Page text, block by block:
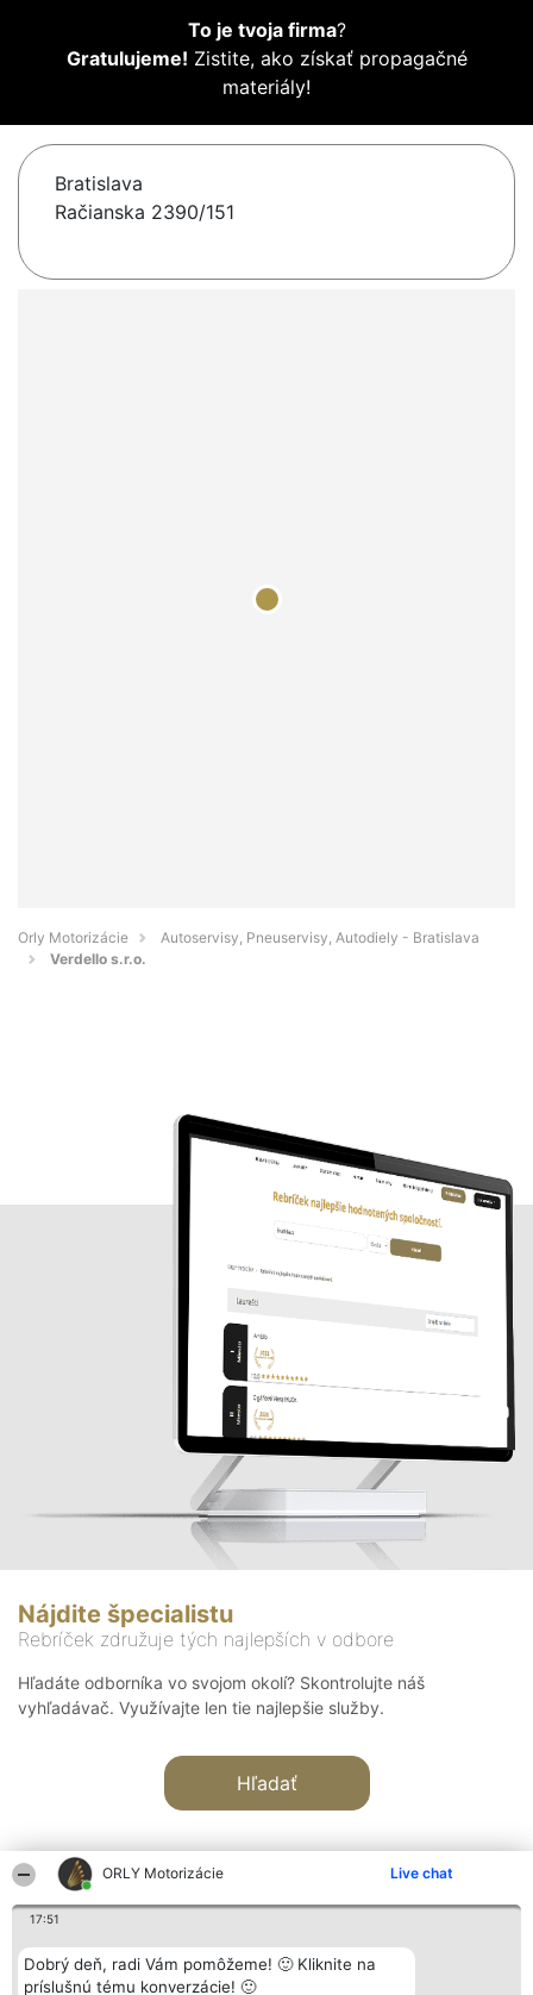
ORLY Motorizácie Live chat
17:51
Dobrý deň, radi Vám pomôžeme! 🙂 Kliknite na
príslušnú tému konverzácie! 🙂
To je tvoja firma?
Gratulujeme! Zistite, ako získať propagačné
materiály!
Bratislava
Račianska 2390/151
Orly Motorizácie
Autoservisy, Pneuservisy, Autodiely - Bratislava
Verdello s.r.o.
Nájdite špecialistu
Rebríček združuje tých najlepších v odbore
Hľadáte odborníka vo svojom okolí? Skontrolujte náš
vyhľadávač. Využívajte len tie najlepšie služby.
Hľadať
Organizátor hodnotenia
Bright Side Solutions sp. z o.
Hodnotenie
Laureáti
Kontakt
Kontakt